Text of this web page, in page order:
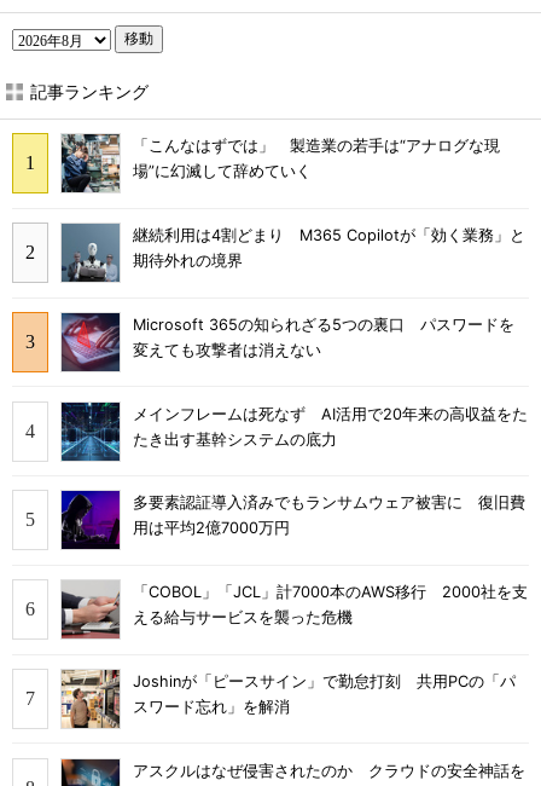
移動
記事ランキング
「こんなはずでは」 製造業の若手は“アナログな現
場”に幻滅して辞めていく
継続利用は4割どまり M365 Copilotが「効く業務」と
期待外れの境界
Microsoft 365の知られざる5つの裏口 パスワードを
変えても攻撃者は消えない
メインフレームは死なず AI活用で20年来の高収益をた
たき出す基幹システムの底力
多要素認証導入済みでもランサムウェア被害に 復旧費
用は平均2億7000万円
「COBOL」「JCL」計7000本のAWS移行 2000社を支
える給与サービスを襲った危機
Joshinが「ピースサイン」で勤怠打刻 共用PCの「パ
スワード忘れ」を解消
アスクルはなぜ侵害されたのか クラウドの安全神話を